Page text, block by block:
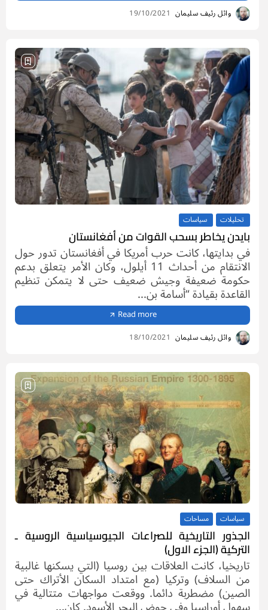
وائل رئيف سليمان 19/10/2021
تحليلات سياسات
بايدن يخاطر بسحب القوات من أفغانستان
في بدايتها، كانت حرب أمريكا في أفغانستان تدور حول
الانتقام من أحداث 11 أيلول، وكان الأمر يتعلق بدعم
حكومة ضعيفة وجيش ضعيف حتى لا يتمكن تنظيم
القاعدة بقيادة “أسامة بن...
Read more
وائل رئيف سليمان 18/10/2021
سياسات مساحات
الجذور التاريخية للصراعات الجيوسياسية الروسية ـ
التركية (الجزء الاول)
تاريخيا، كانت العلاقات بين روسيا (التي يسكنها غالبية
من السلاف) وتركيا (مع امتداد السكان الأتراك حتى
الصين) مضطربة دائما. ووقعت مواجهات متتالية في